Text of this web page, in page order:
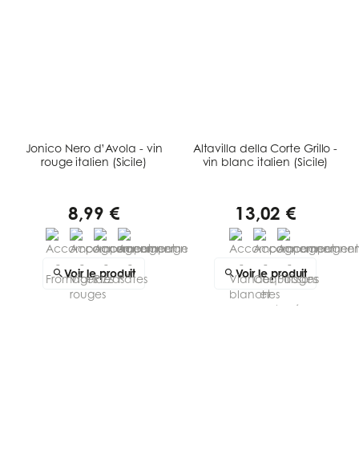
Jonico Nero d’Avola - vin
rouge italien (Sicile)
8,99 €
Voir le produit
Altavilla della Corte Grillo -
vin blanc italien (Sicile)
13,02 €
Voir le produit